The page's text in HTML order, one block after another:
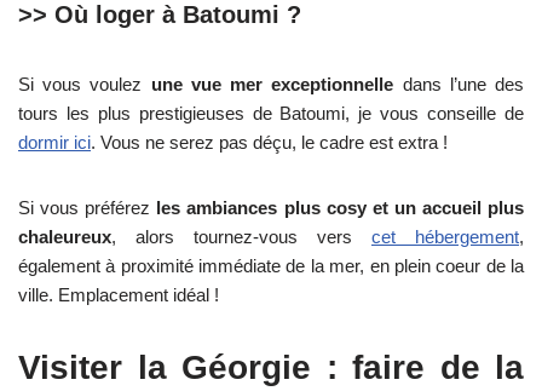
>> Où loger à Batoumi ?
Si vous voulez une vue mer exceptionnelle dans l’une des
tours les plus prestigieuses de Batoumi, je vous conseille de
dormir ici. Vous ne serez pas déçu, le cadre est extra !
Si vous préférez les ambiances plus cosy et un accueil plus
chaleureux, alors tournez-vous vers cet hébergement,
également à proximité immédiate de la mer, en plein coeur de la
ville. Emplacement idéal !
Visiter la Géorgie : faire de la